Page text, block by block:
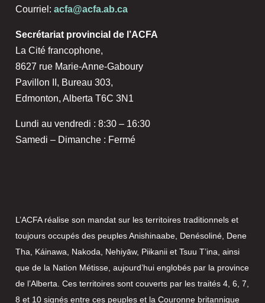
Courriel: acfa@acfa.ab.ca
Secrétariat provincial de l’ACFA
La Cité francophone,
8627 rue Marie-Anne-Gaboury
Pavillon II, Bureau 303,
Edmonton, Alberta T6C 3N1
Lundi au vendredi : 8:30 – 16:30
Samedi – Dimanche : Fermé
L’ACFA réalise son mandat sur les territoires traditionnels et
toujours occupés des peuples Anishinaabe, Denésoliné, Dene
Tha, Káinawa, Nakoda, Nehiyāw, Piikanii et Tsuu T’ina, ainsi
que de la Nation Métisse, aujourd’hui englobés par la province
de l’Alberta. Ces territoires sont couverts par les traités 4, 6, 7,
8 et 10 signés entre ces peuples et la Couronne britannique